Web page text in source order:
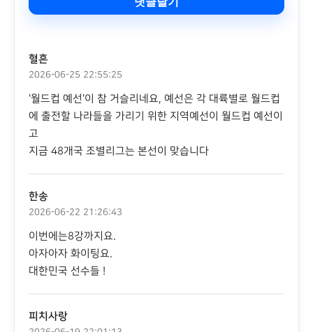
혈흔
2026-06-25 22:55:25
'월드컵 예선'이 참 거슬리네요, 예선은 각 대륙별로 월드컵
에 출전할 나라들을 가리기 위한 지역예선이 월드컵 예선이
고
지금 48개국 조별리그는 본선이 맞습니다
한송
2026-06-22 21:26:43
이번에는8강까지요.
아자아자 화이팅요.
대한민국 선수들 !
피치사랑